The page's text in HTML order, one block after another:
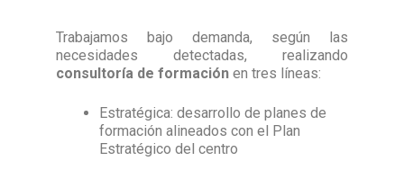
Trabajamos bajo demanda, según las
necesidades detectadas, realizando
consultoría de formación en tres líneas:
Estratégica: desarrollo de planes de
formación alineados con el Plan
Estratégico del centro